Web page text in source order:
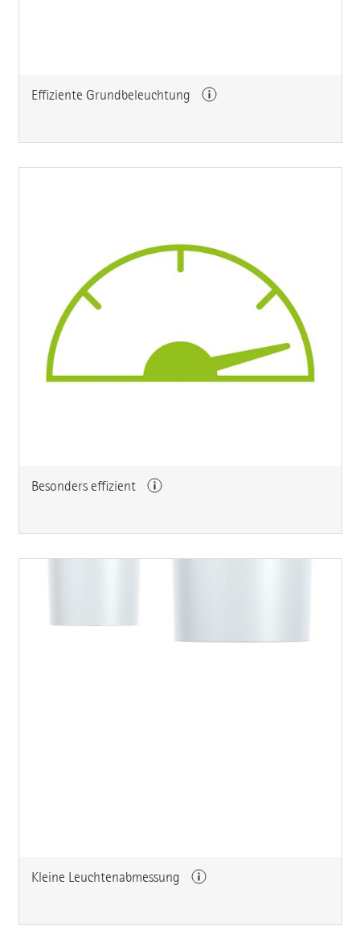
Effiziente Grundbeleuchtung
Besonders effizient
Kleine Leuchtenabmessung